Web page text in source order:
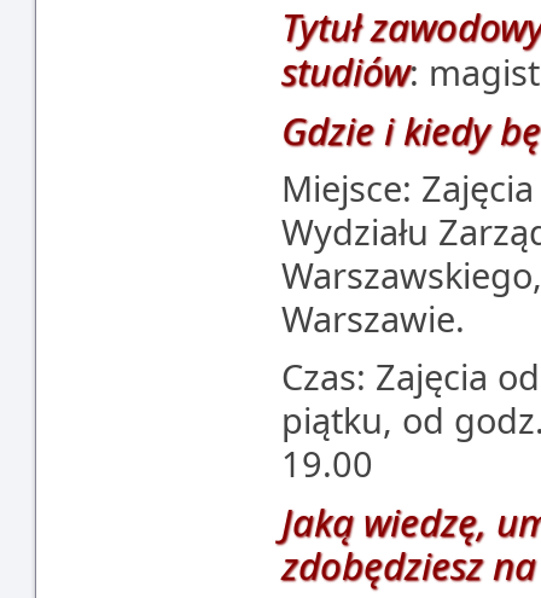
Tytuł
studiów:
Gdzie i kiedy
Miejsce:
Wydziału
Warszawie.
Czas: Zajęcia
piątku, od
19.00
Jaką wiedzę,
zdobędziesz